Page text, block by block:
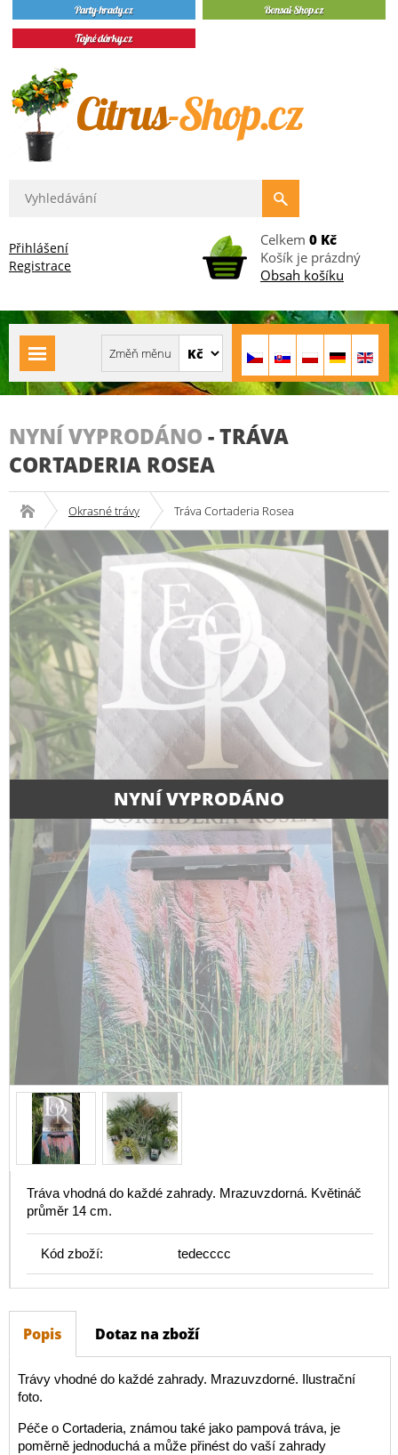
Přihlášení
Registrace
Celkem 0 Kč
Košík je prázdný
Obsah košíku
NYNÍ VYPRODÁNO -TRÁVA
CORTADERIA ROSEA
Okrasné trávy Tráva Cortaderia Rosea
NYNÍ VYPRODÁNO
Tráva vhodná do každé zahrady. Mrazuvzdorná. Květináč
průměr 14 cm.
Kód zboží: tedecccc
Popis Dotaz na zboží
Trávy vhodné do každé zahrady. Mrazuvzdorné. Ilustrační
foto.
Péče o Cortaderia, známou také jako pampová tráva, je
poměrně jednoduchá a může přinést do vaší zahrady